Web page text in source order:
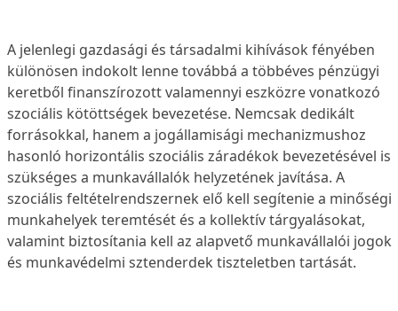
A jelenlegi gazdasági és társadalmi kihívások fényében
különösen indokolt lenne továbbá a többéves pénzügyi
keretből finanszírozott valamennyi eszközre vonatkozó
szociális kötöttségek bevezetése. Nemcsak dedikált
forrásokkal, hanem a jogállamisági mechanizmushoz
hasonló horizontális szociális záradékok bevezetésével is
szükséges a munkavállalók helyzetének javítása. A
szociális feltételrendszernek elő kell segítenie a minőségi
munkahelyek teremtését és a kollektív tárgyalásokat,
valamint biztosítania kell az alapvető munkavállalói jogok
és munkavédelmi sztenderdek tiszteletben tartását.